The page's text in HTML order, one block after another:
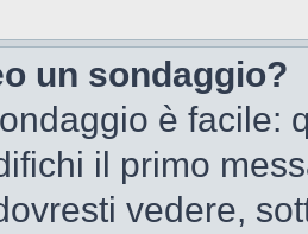
un sondaggio?
è facile:
il primo
vedere,